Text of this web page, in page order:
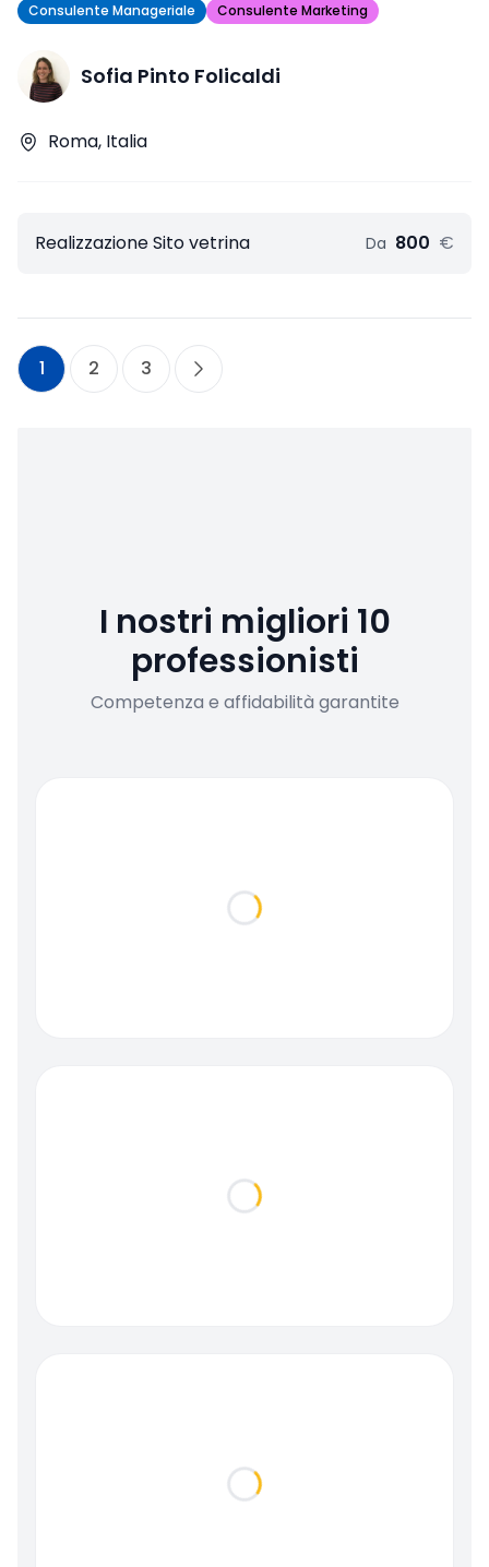
Consulente Manageriale
Consulente Marketing
Sofia Pinto Folicaldi
Roma, Italia
Realizzazione Sito vetrina Da 800 €
1 2 3
I nostri migliori 10
professionisti
Competenza e affidabilità garantite
Loading...
Loading...
Loading...